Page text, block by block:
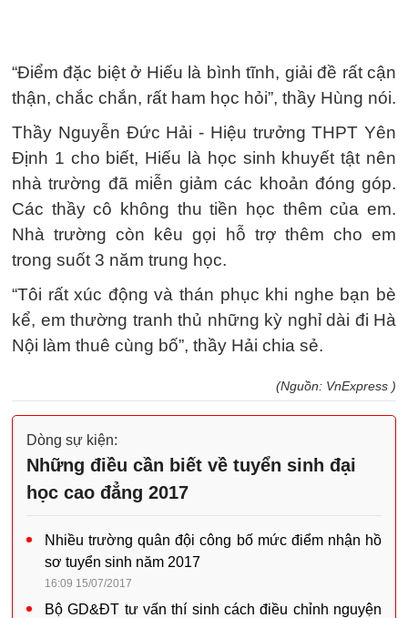
“Điểm đặc biệt ở Hiếu là bình tĩnh, giải đề rất cận
thận, chắc chắn, rất ham học hỏi”, thầy Hùng nói.
Thầy Nguyễn Đức Hải - Hiệu trưởng THPT Yên
Định 1 cho biết, Hiếu là học sinh khuyết tật nên
nhà trường đã miễn giảm các khoản đóng góp.
Các thầy cô không thu tiền học thêm của em.
Nhà trường còn kêu gọi hỗ trợ thêm cho em
trong suốt 3 năm trung học.
“Tôi rất xúc động và thán phục khi nghe bạn bè
kể, em thường tranh thủ những kỳ nghỉ dài đi Hà
Nội làm thuê cùng bố”, thầy Hải chia sẻ.
(Nguồn: VnExpress )
Dòng sự kiện:
Những điều cần biết về tuyển sinh đại
học cao đẳng 2017
Nhiều trường quân đội công bố mức điểm nhận hồ
sơ tuyển sinh năm 2017
16:09 15/07/2017
Bộ GD&ĐT tư vấn thí sinh cách điều chỉnh nguyện